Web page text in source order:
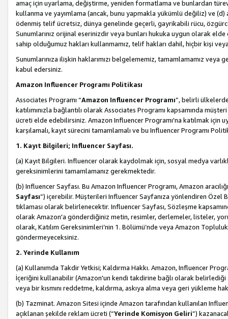
amaç için uyarlama, değiştirme, yeniden formatlama ve bunlardan türev
kullanma ve yayımlama (ancak, bunu yapmakla yükümlü değiliz) ve
ödenmiş telif ücretsiz, dünya genelinde geçerli, gayrikabili rücu,
Sunumlarınız orijinal eserinizdir veya bunları hukuka uygun olarak
sahip olduğumuz hakları kullanmamız, telif hakları dahil, hiçbir kişi
Sunumlarınıza ilişkin haklarımızı belgelememiz, tamamlamamız
kabul edersiniz.
Amazon Influencer Programı Politikası
Associates Programı “Amazon Influencer Programı”, belirli
katılımınızla bağlantılı olarak Associates Programı kapsamında
ücreti elde edebilirsiniz. Amazon Influencer Programı'na katılmak için
karşılamalı, kayıt sürecini tamamlamalı ve bu Influencer Programı
1. Kayıt Bilgileri; Influencer Sayfası.
(a) Kayıt Bilgileri. Influencer olarak kaydolmak için, sosyal medya
gereksinimlerini tamamlamanız gerekmektedir.
(b) Influencer Sayfası. Bu Amazon Influencer Programı, Amazon
Sayfası”) içerebilir. Müşterileri Influencer Sayfanıza yönlendiren Özel
tıklaması olarak belirlenecektir. Influencer Sayfası, Sözleşme
olarak Amazon'a gönderdiğiniz metin, resimler, derlemeler, listeler,
olarak, Katılım Gereksinimleri’nin 1. Bölümü’nde veya Amazon
göndermeyeceksiniz.
2. Yerinde Kullanım
(a) Kullanımda Takdir Yetkisi; Kaldırma Hakkı. Amazon, Influencer
İçeriğini kullanabilir (Amazon'un kendi takdirine bağlı olarak belirlediği
veya bir kısmını reddetme, kaldırma, askıya alma veya geri yükleme
(b) Tazminat. Amazon Sitesi içinde Amazon tarafından kullanılan
açıklanan şekilde reklam ücreti (“Yerinde Komisyon Geliri”)